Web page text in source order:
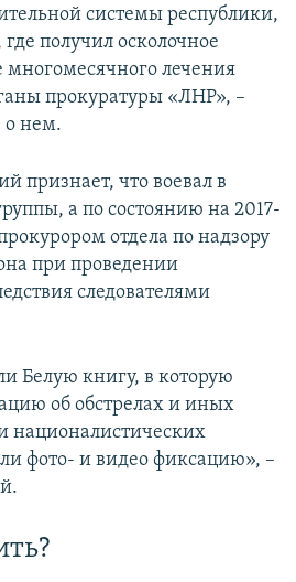
системы республики,
получил осколочное
лечения
прокуратуры «ЛНР», –
о нем.
признает, что воевал в
а по состоянию на 2017-
отдела по надзору
при проведении
следователями
Белую книгу, в которую
об обстрелах и иных
националистических
фото- и видео фиксацию», –